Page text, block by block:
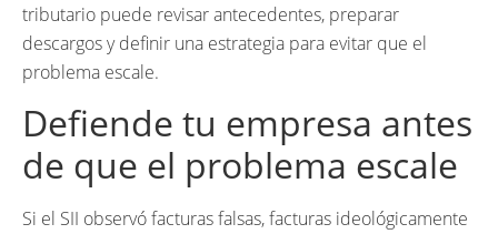
tributario puede revisar antecedentes, preparar
descargos y definir una estrategia para evitar que el
problema escale.
Defiende tu empresa antes
de que el problema escale
Si el SII observó facturas falsas, facturas ideológicamente